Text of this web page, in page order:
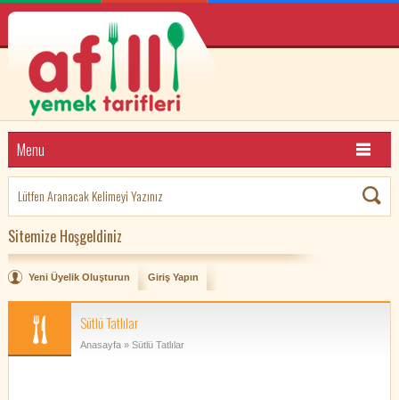
Menu
Sitemize Hoşgeldiniz
Yeni Üyelik Oluşturun Giriş Yapın
Sütlü Tatlılar
Anasayfa» Sütlü Tatlılar